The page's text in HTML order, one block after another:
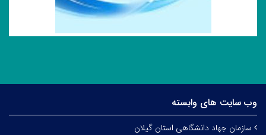
نشریات
وب سایت های وابسته
سازمان جهاد دانشگاهی استان گیلان